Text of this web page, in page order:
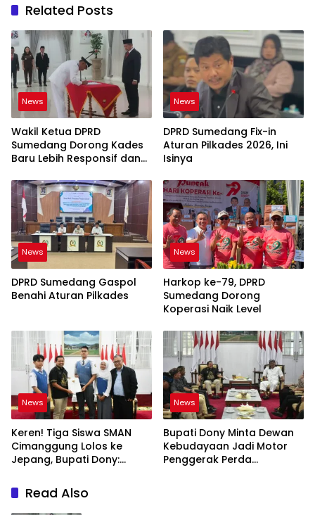
Related Posts
News
Wakil Ketua DPRD
Sumedang Dorong Kades
Baru Lebih Responsif dan
News
DPRD Sumedang Fix-in
Aturan Pilkades 2026, Ini
Isinya
News
DPRD Sumedang Gaspol
Benahi Aturan Pilkades
News
Harkop ke-79, DPRD
Sumedang Dorong
Koperasi Naik Level
News
Keren! Tiga Siswa SMAN
Cimanggung Lolos ke
Jepang, Bupati Dony:
News
Bupati Dony Minta Dewan
Kebudayaan Jadi Motor
Penggerak Perda
Read Also